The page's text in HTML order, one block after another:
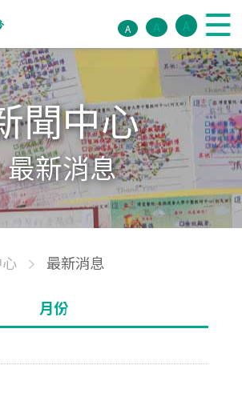
A A A
聞中心
最新消息
最新消息
月份